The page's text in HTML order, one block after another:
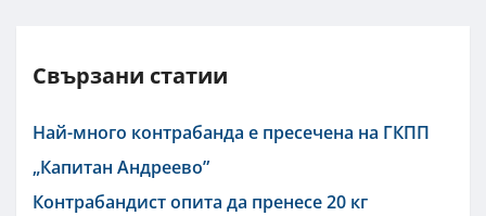
Свързани статии
Най-много контрабанда е пресечена на ГКПП
„Капитан Андреево”
Контрабандист опита да пренесе 20 кг